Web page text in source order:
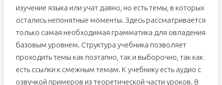
изучение языка или учат давно, но есть темы, в которых
остались непонятные моменты. Здесь рассматривается
только самая необходимая грамматика для овладения
базовым уровнем. Структура учебника позволяет
проходить темы как поэтапно, так и выборочно, так как
есть ссылки к смежным темам. К учебнику есть аудио с
озвучкой примеров из теоретической части уроков. В